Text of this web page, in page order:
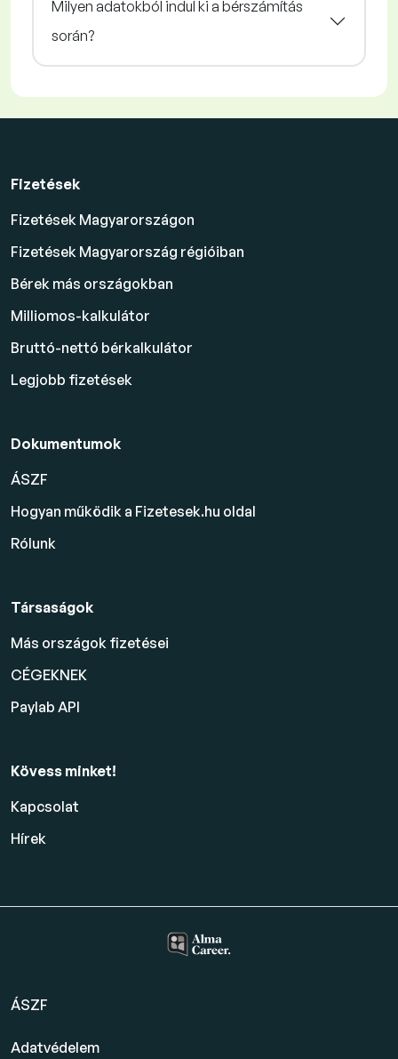
Milyen adatokból indul ki a bérszámítás
során?
Fizetések
Fizetések Magyarországon
Fizetések Magyarország régióiban
Bérek más országokban
Milliomos-kalkulátor
Bruttó-nettó bérkalkulátor
Legjobb fizetések
Dokumentumok
ÁSZF
Hogyan működik a Fizetesek.hu oldal
Rólunk
Társaságok
Más országok fizetései
CÉGEKNEK
Paylab API
Kövess minket!
Kapcsolat
Hírek
ÁSZF
Adatvédelem